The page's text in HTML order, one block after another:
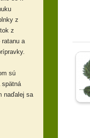
z
z
ratanu a
sú
naďalej sa